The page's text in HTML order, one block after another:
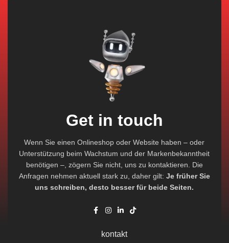
Get in touch
Wenn Sie einen Onlineshop oder Website haben – oder
Unterstützung beim Wachstum und der Markenbekanntheit
benötigen –, zögern Sie nicht, uns zu kontaktieren. Die
Anfragen nehmen aktuell stark zu, daher gilt: Je früher Sie
uns schreiben, desto besser für beide Seiten.
kontakt